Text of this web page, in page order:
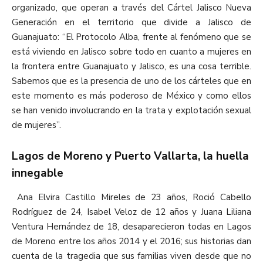
organizado, que operan a través del Cártel Jalisco Nueva
Generación en el territorio que divide a Jalisco de
Guanajuato: “El Protocolo Alba, frente al fenómeno que se
está viviendo en Jalisco sobre todo en cuanto a mujeres en
la frontera entre Guanajuato y Jalisco, es una cosa terrible.
Sabemos que es la presencia de uno de los cárteles que en
este momento es más poderoso de México y como ellos
se han venido involucrando en la trata y explotación sexual
de mujeres”.
Lagos de Moreno y Puerto Vallarta, la huella
innegable
Ana Elvira Castillo Mireles de 23 años, Roció Cabello
Rodríguez de 24, Isabel Veloz de 12 años y Juana Liliana
Ventura Hernández de 18, desaparecieron todas en Lagos
de Moreno entre los años 2014 y el 2016; sus historias dan
cuenta de la tragedia que sus familias viven desde que no